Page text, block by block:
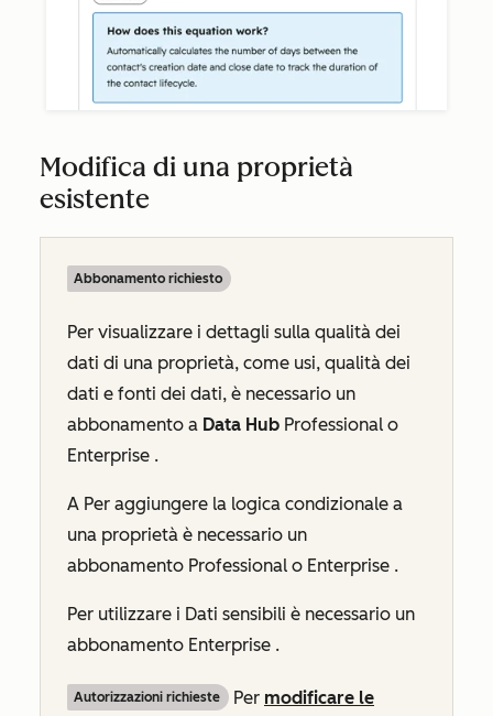
Modifica di una proprietà
esistente
Abbonamento richiesto
Per visualizzare i dettagli sulla qualità dei
dati di una proprietà, come usi, qualità dei
dati e fonti dei dati, è necessario un
abbonamento a Data Hub Professional o
Enterprise .
A Per aggiungere la logica condizionale a
una proprietà è necessario un
abbonamento Professional o Enterprise .
Per utilizzare i Dati sensibili è necessario un
abbonamento Enterprise .
Autorizzazioni richieste Per modificare le